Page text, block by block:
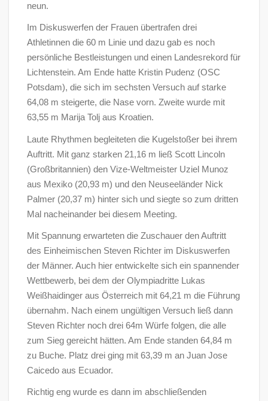
neun.
Im Diskuswerfen der Frauen übertrafen drei
Athletinnen die 60 m Linie und dazu gab es noch
persönliche Bestleistungen und einen Landesrekord für
Lichtenstein. Am Ende hatte Kristin Pudenz (OSC
Potsdam), die sich im sechsten Versuch auf starke
64,08 m steigerte, die Nase vorn. Zweite wurde mit
63,55 m Marija Tolj aus Kroatien.
Laute Rhythmen begleiteten die Kugelstoßer bei ihrem
Auftritt. Mit ganz starken 21,16 m ließ Scott Lincoln
(Großbritannien) den Vize-Weltmeister Uziel Munoz
aus Mexiko (20,93 m) und den Neuseeländer Nick
Palmer (20,37 m) hinter sich und siegte so zum dritten
Mal nacheinander bei diesem Meeting.
Mit Spannung erwarteten die Zuschauer den Auftritt
des Einheimischen Steven Richter im Diskuswerfen
der Männer. Auch hier entwickelte sich ein spannender
Wettbewerb, bei dem der Olympiadritte Lukas
Weißhaidinger aus Österreich mit 64,21 m die Führung
übernahm. Nach einem ungültigen Versuch ließ dann
Steven Richter noch drei 64m Würfe folgen, die alle
zum Sieg gereicht hätten. Am Ende standen 64,84 m
zu Buche. Platz drei ging mit 63,39 m an Juan Jose
Caicedo aus Ecuador.
Richtig eng wurde es dann im abschließenden